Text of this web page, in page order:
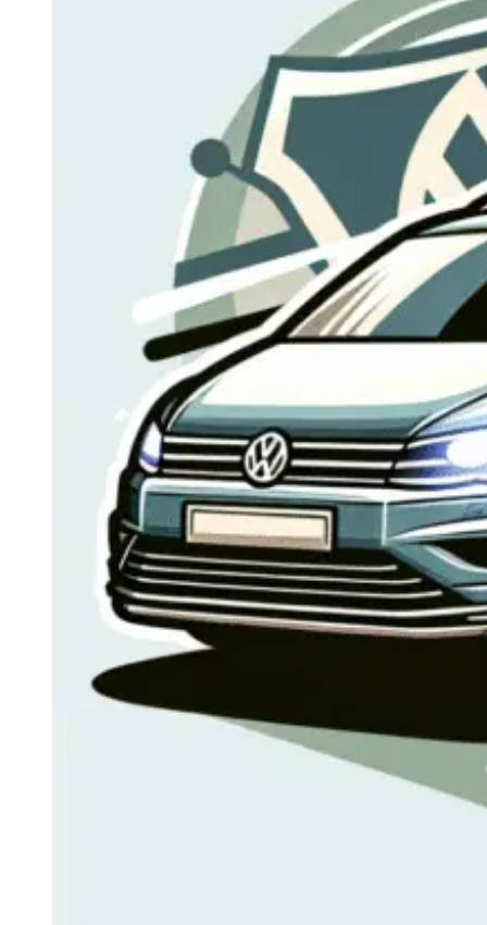
Navigatie Duster 2019
Navigatie Audi A3 8p
Navigatie Audi A4
Navigatie Audi A4 B6
Navigatie Audi A4 B7
Navigatie Audi A4 B8
Navigatie Audi A5
Navigatie Audi A6 C5
Navigatie Audi A6 C6
Navigatie Audi A6 C7
Navigatie Audi Q5
Navigație Ford Fiesta
Navigație Ford Focus 1
Navigație Ford Focus 2
Navigație Ford Focus MK3
Navigație Ford Mondeo MK3
Navigație Ford Mondeo MK4
Navigație Ford Transit
Mercedes
Navigație Mercedes C Class W203
Navigație Mercedes C Class W204
Navigație Mercedes W203
Navigație Mercedes W204
Navigație Mercedes W211
Navigație Mercedes Sprinter
Passat
Navigație Passat B5
Navigație Passat B5 5
Navigație Passat B6
Navigație Passat B7
Navigație Passat B8
Navigație Passat CC
Navigație Skoda Fabia 2
Navigație Skoda Octavia 1
Navigație Skoda Octavia 2